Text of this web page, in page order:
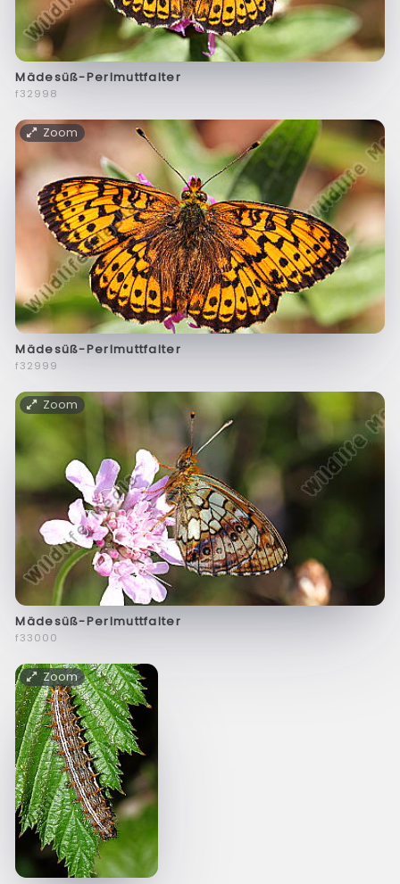
Mädesüß-Perlmuttfalter
f32998
Zoom
Mädesüß-Perlmuttfalter
f32999
Zoom
Mädesüß-Perlmuttfalter
f33000
Zoom